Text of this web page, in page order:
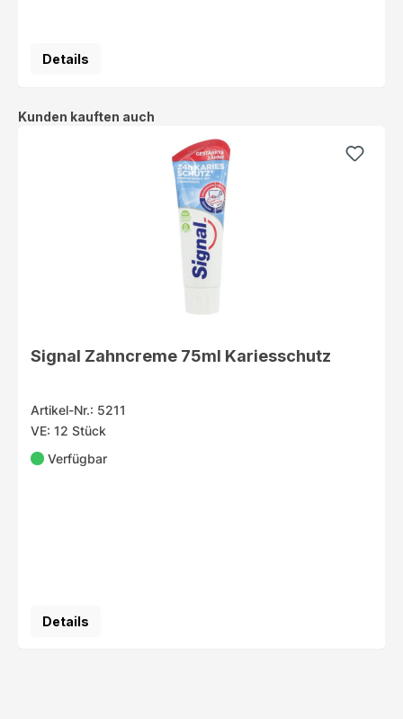
Details
Produktgalerie überspringen
Kunden kauften auch
Signal Zahncreme 75ml Kariesschutz
Artikel-Nr.: 5211
VE: 12 Stück
Verfügbar
Details